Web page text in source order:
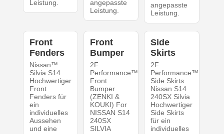
Leistung.
angepasste
Leistung.
angepasste
Leistung.
Front
Fenders
Nissan™
Silvia S14
Hochwertiger
Front
Fenders für
ein
individuelles
Aussehen
und eine
Front
Bumper
2F
Performance™
Front
Bumper
(ZENKI &
KOUKI) For
NISSAN S14
240SX
SILVIA
Side
Skirts
2F
Performance™
Side Skirts
Nissan S14
240SX Silvia
Hochwertiger
Side Skirts
für ein
individuelles